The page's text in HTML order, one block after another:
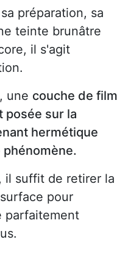
préparation, sa
teinte brunâtre
il s'agit
une couche de film
posée sur la
hermétique
il suffit de retirer la
pour
parfaitement